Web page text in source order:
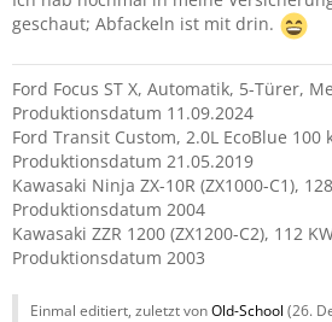
geschaut; Abfackeln ist mit drin.
Ford Focus ST X, Automatik, 5-Türer,
Produktionsdatum 11.09.2024
Ford Transit Custom, 2.0L EcoBlue 100
Produktionsdatum 21.05.2019
Kawasaki Ninja ZX-10R (ZX1000-C1),
Produktionsdatum 2004
Kawasaki ZZR 1200 (ZX1200-C2), 112
Produktionsdatum 2003
Einmal editiert, zuletzt vonOld-School (26.